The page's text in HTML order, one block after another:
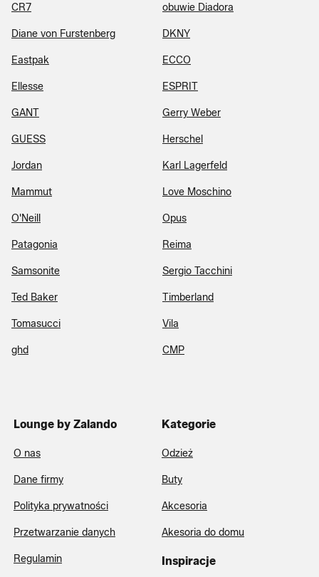
CR7 obuwie Diadora
Diane von Furstenberg DKNY
Eastpak ECCO
Ellesse ESPRIT
GANT Gerry Weber
GUESS Herschel
Jordan Karl Lagerfeld
Mammut Love Moschino
O'Neill Opus
Patagonia Reima
Samsonite Sergio Tacchini
Ted Baker Timberland
Tomasucci Vila
ghd CMP
Lounge by Zalando
O nas
Dane firmy
Polityka prywatności
Przetwarzanie danych
Regulamin
Kategorie
Odzież
Buty
Akcesoria
Akesoria do domu
Inspiracje